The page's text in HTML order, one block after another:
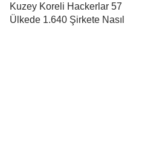
Kuzey Koreli Hackerlar 57
Ülkede 1.640 Şirkete Nasıl